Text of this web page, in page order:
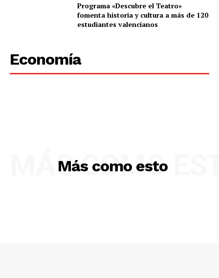
Programa «Descubre el Teatro»
fomenta historia y cultura a más de 120
estudiantes valencianos
Economía
Más como esto
MÁS COMO